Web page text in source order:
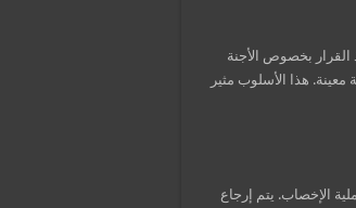
القرار بخصوص الأجنة
هذا الأسلوب مثير
وتنفيذ عملية الإخصاب. يتم إرجاع